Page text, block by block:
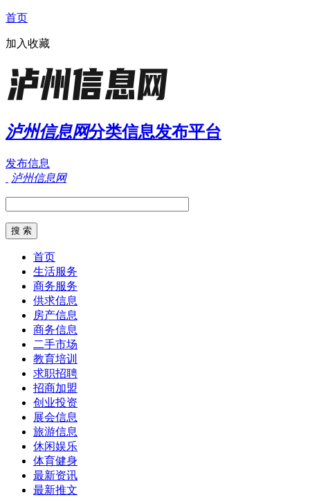
首页
加入收藏
泸州信息网分类信息发布平台
发布信息
泸州信息网
首页
生活服务
商务服务
供求信息
房产信息
商务信息
二手市场
教育培训
求职招聘
招商加盟
创业投资
展会信息
旅游信息
休闲娱乐
体育健身
最新资讯
最新推文